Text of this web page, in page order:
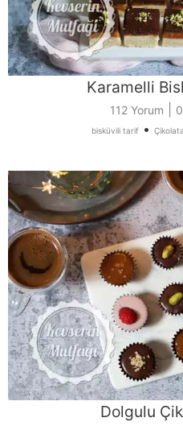
Karamelli
112 Yorum
bisküvili tarif• Çikolata
Dolgulu